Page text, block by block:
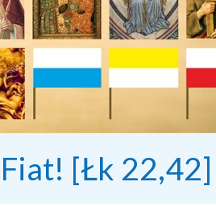
[Łk 22,42]